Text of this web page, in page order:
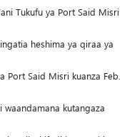
Tukufu ya Port Said Misri
heshima ya qiraa ya
Port Said Misri kuanza Feb.
kutangaza